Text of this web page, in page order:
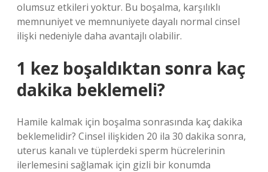
olumsuz etkileri yoktur. Bu boşalma, karşılıklı
memnuniyet ve memnuniyete dayalı normal cinsel
ilişki nedeniyle daha avantajlı olabilir.
1 kez boşaldıktan sonra kaç
dakika beklemeli?
Hamile kalmak için boşalma sonrasında kaç dakika
beklemelidir? Cinsel ilişkiden 20 ila 30 dakika sonra,
uterus kanalı ve tüplerdeki sperm hücrelerinin
ilerlemesini sağlamak için gizli bir konumda